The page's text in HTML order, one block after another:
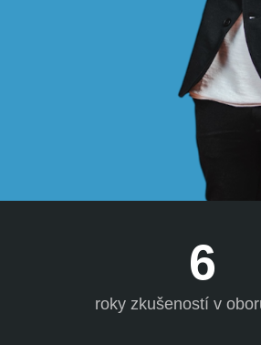
6
roky zkušeností v